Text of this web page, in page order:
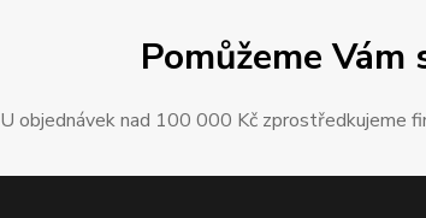
Pomůžeme
U objednávek nad 100 000 Kč zprostředkujeme